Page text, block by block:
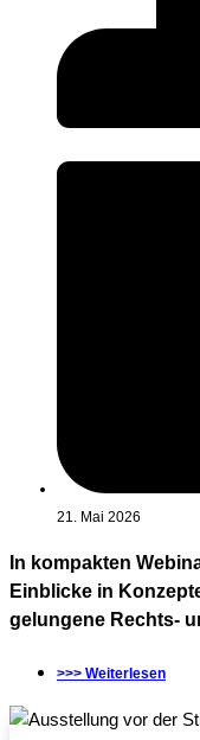
21. Mai 2026
In kompakten
Einblicke in
gelungene Rechts-
>>> Weiterlesen